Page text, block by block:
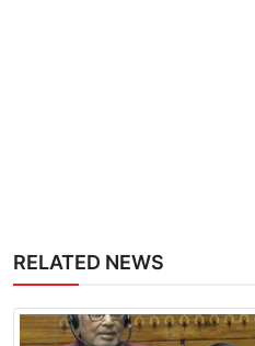
RELATED NEWS